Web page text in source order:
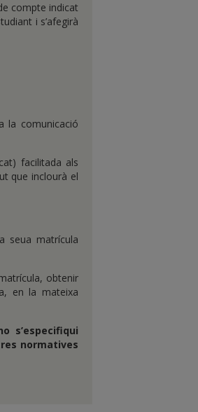
compte indicat
i s’afegirà
la comunicació
facilitada als
que inclourà el
seua matrícula
obtenir
en la mateixa
s’especifiqui
normatives